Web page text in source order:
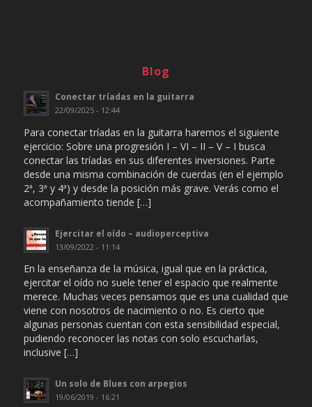
Blog
Conectar tríadas en la guitarra
22/09/2025 - 12:44
Para conectar tríadas en la guitarra haremos el siguiente
ejercicio: Sobre una progresión I – VI – II – V – I busca
conectar las tríadas en sus diferentes inversiones. Parte
desde una misma combinación de cuerdas (en el ejemplo
2ª, 3ª y 4ª) y desde la posición más grave. Verás como el
acompañamiento tiende […]
Ejercitar el oído – audioperceptiva
13/09/2022 - 11:14
En la enseñanza de la música, igual que en la práctica,
ejercitar el oído no suele tener el espacio que realmente
merece. Muchas veces pensamos que es una cualidad que
viene con nosotros de nacimiento o no. Es cierto que
algunas personas cuentan con esta sensibilidad especial,
pudiendo reconocer las notas con solo escucharlas,
inclusive […]
Un solo de Blues con arpegios
19/06/2019 - 16:21